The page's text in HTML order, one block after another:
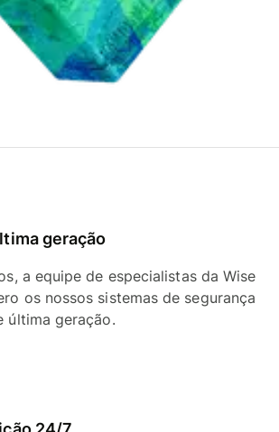
geração
a equipe de especialistas da Wise
os nossos sistemas de segurança
última geração.